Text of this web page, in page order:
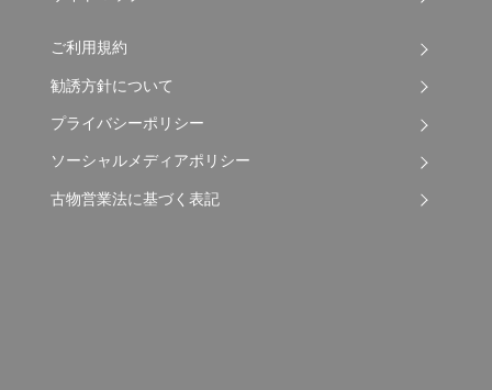
ご利用規約
勧誘方針について
プライバシーポリシー
ソーシャルメディアポリシー
古物営業法に基づく表記